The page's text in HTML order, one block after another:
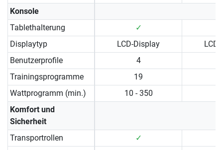
Konsole
Tablethalterung
✓
Displaytyp
LCD-Display
Benutzerprofile
4
Trainingsprogramme
19
Wattprogramm (min.)
10 - 350
Komfort und
Sicherheit
Transportrollen
✓